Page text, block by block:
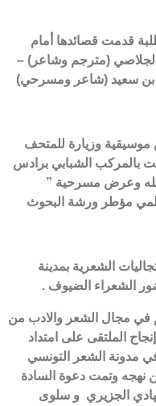
قدمت قصائدها أمام
(مترجم وشاعر) –
بن سعيد (شاعر ومسرحي)
وزيارة للمتحف
بالمركب الشبابي برادس
الله وعرض مسرحية ”
مؤطر ورشة البحوث
الشعرية بمدينة
الشعراء الضيوف .
في مجال الشعر والادب من
الملتقى على امتداد
مدونة الشعر التونسي
نهجه وتمت دعوة السادة
الجزيري و سلوى